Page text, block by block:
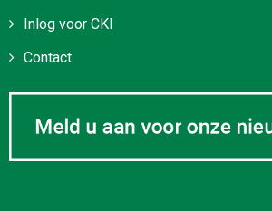
Inlog voor CKI
Contact